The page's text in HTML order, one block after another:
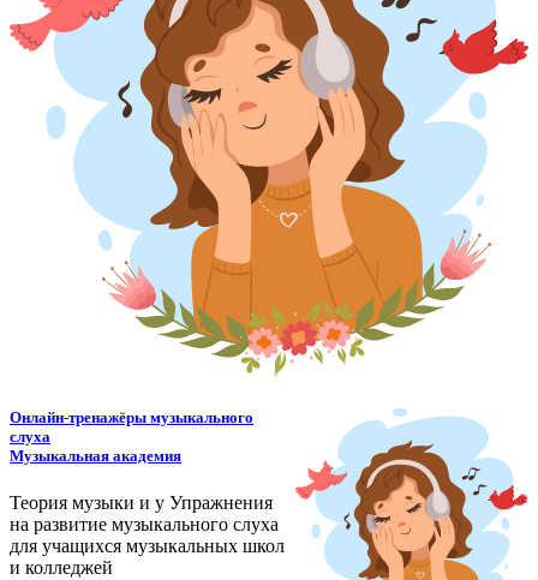
Онлайн-тренажёры музыкального
слуха
Музыкальная академия
Теория музыки и у Упражнения
на развитие музыкального слуха
для учащихся музыкальных школ
и колледжей